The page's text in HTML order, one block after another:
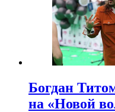
Богдан
на «Новой